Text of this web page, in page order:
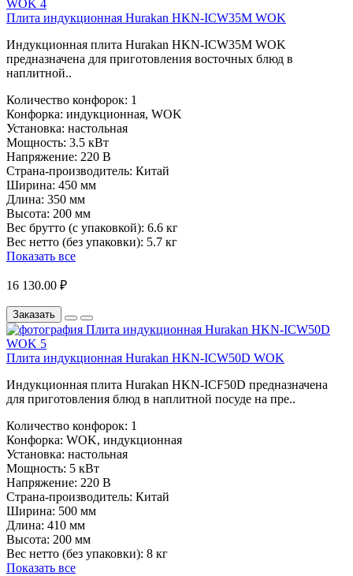
Плита индукционная Hurakan HKN-ICW35M WOK
Индукционная плита Hurakan HKN-ICW35M WOK
предназначена для приготовления восточных блюд в
наплитной..
Количество конфорок: 1
Конфорка: индукционная, WOK
Установка: настольная
Мощность: 3.5 кВт
Напряжение: 220 В
Страна-производитель: Китай
Ширина: 450 мм
Длина: 350 мм
Высота: 200 мм
Вес брутто (с упаковкой): 6.6 кг
Вес нетто (без упаковки): 5.7 кг
Показать все
16 130.00 ₽
Заказать
Плита индукционная Hurakan HKN-ICW50D WOK
Индукционная плита Hurakan HKN-ICF50D предназначена
для приготовления блюд в наплитной посуде на пре..
Количество конфорок: 1
Конфорка: WOK, индукционная
Установка: настольная
Мощность: 5 кВт
Напряжение: 220 В
Страна-производитель: Китай
Ширина: 500 мм
Длина: 410 мм
Высота: 200 мм
Вес нетто (без упаковки): 8 кг
Показать все